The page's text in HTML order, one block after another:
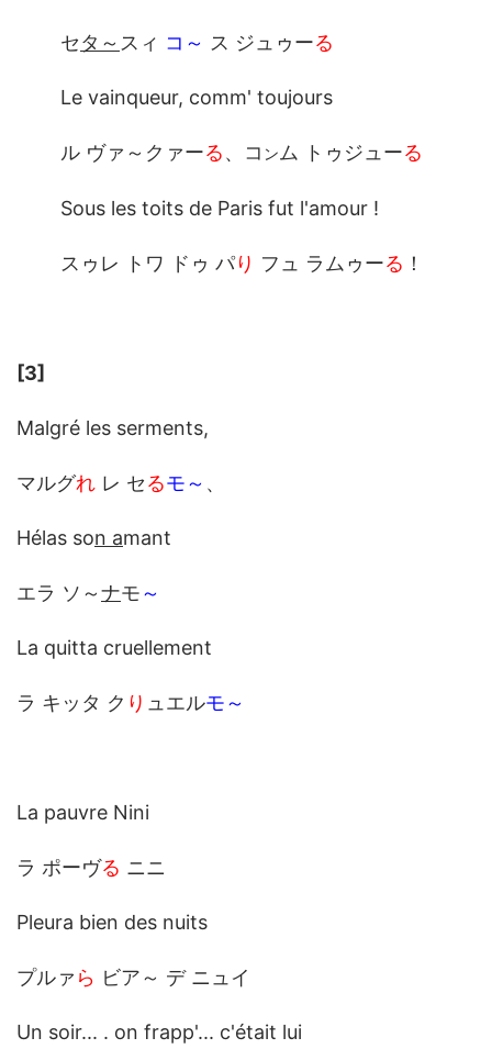
セタ～ スィ コ～ ス ジュゥーる
Le vainqueur, comm' toujours
ル ヴァ～クァーる、コ ン ム トゥジューる
Sous les toits de Paris fut l'amour !
スゥレ トワ ドゥ パり フュ ラムゥーる ！
[3]
Malgré les serments,
マルグれ レ セるモ～ 、
Hélas son amant
エラ ソ～ナモ～
La quitta cruellement
ラ キッタ ク り ュエルモ～
La pauvre Nini
ラ ポーヴる ニニ
Pleura bien des nuits
プルァ ら ビア～ デ ニュイ
Un soir... . on frapp'... c'était lui